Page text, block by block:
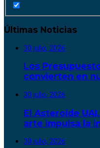
Últimas Noticias
30 julio, 2026
Los
convierten en
30 julio, 2026
El Asteroide
arte impulsa la
30 julio, 2026